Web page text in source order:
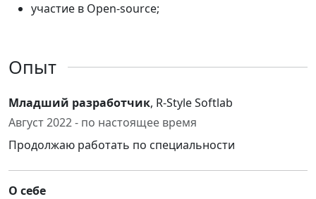
участие в Open-source;
Опыт
Младший разработчик, R-Style Softlab
Август 2022 - по настоящее время
Продолжаю работать по специальности
О себе